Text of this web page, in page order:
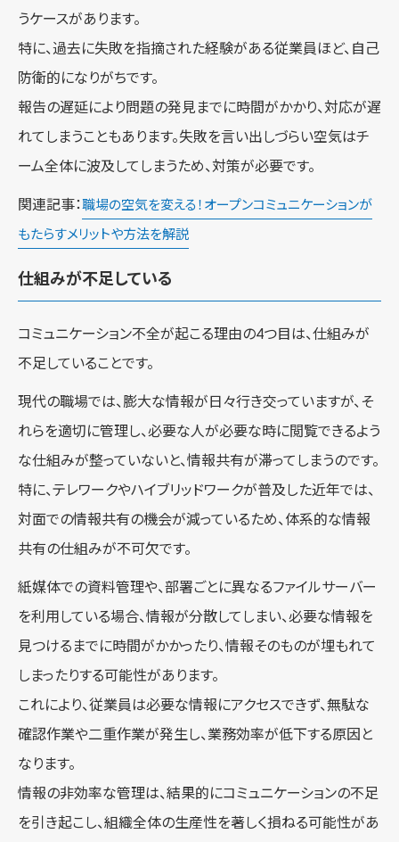
うケースがあります。
特に、過去に失敗を指摘された経験がある従業員ほど、自己
防衛的になりがちです。
報告の遅延により問題の発見までに時間がかかり、対応が遅
れてしまうこともあります。失敗を言い出しづらい空気はチ
ーム全体に波及してしまうため、対策が必要です。
関連記事：職場の空気を変える！オープンコミュニケーションが
もたらすメリットや方法を解説
仕組みが不足している
コミュニケーション不全が起こる理由の4つ目は、仕組みが
不足していることです。
現代の職場では、膨大な情報が日々行き交っていますが、そ
れらを適切に管理し、必要な人が必要な時に閲覧できるよう
な仕組みが整っていないと、情報共有が滞ってしまうのです。
特に、テレワークやハイブリッドワークが普及した近年では、
対面での情報共有の機会が減っているため、体系的な情報
共有の仕組みが不可欠です。
紙媒体での資料管理や、部署ごとに異なるファイルサーバー
を利用している場合、情報が分散してしまい、必要な情報を
見つけるまでに時間がかかったり、情報そのものが埋もれて
しまったりする可能性があります。
これにより、従業員は必要な情報にアクセスできず、無駄な
確認作業や二重作業が発生し、業務効率が低下する原因と
なります。
情報の非効率な管理は、結果的にコミュニケーションの不足
を引き起こし、組織全体の生産性を著しく損ねる可能性があ